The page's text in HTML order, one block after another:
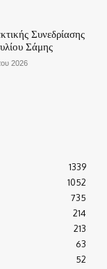
Συνεδρίασης
Σάμης
2026
1339
1052
735
214
213
63
52